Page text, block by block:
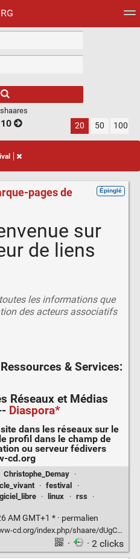
shaares
20 50 100
Épinglé
pages de
sur
de liens
les informations que
des acteurs associatifs
Ressources & Services:
Réseaux et Médias
Diaspora*
dans les réseaux sur le
profil dans le champ de
ou serveur fédivers
cd.org
Christophe_Demay ·
· festival
·
· linux · rss
·
AM GMT+1 * · permalien
cd.org/index.php/shaare/dUgCxQ
· · 2 clicks